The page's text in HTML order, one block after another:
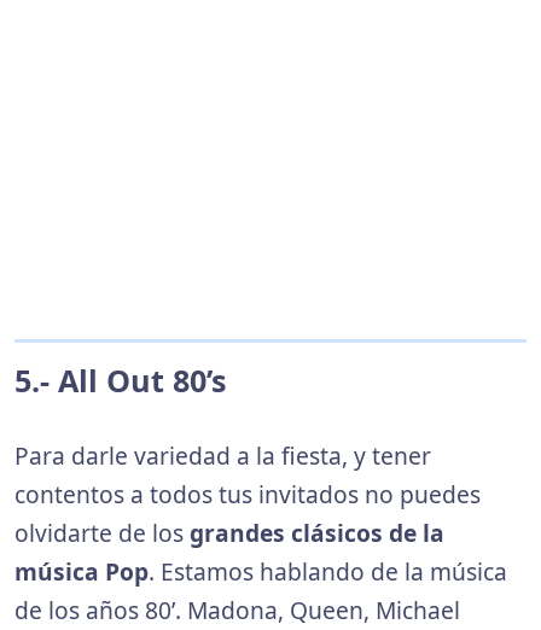
5.- All Out 80’s
Para darle variedad a la fiesta, y tener
contentos a todos tus invitados no puedes
olvidarte de losgrandes clásicos de la
música Pop. Estamos hablando de la música
de los años 80’. Madona, Queen, Michael